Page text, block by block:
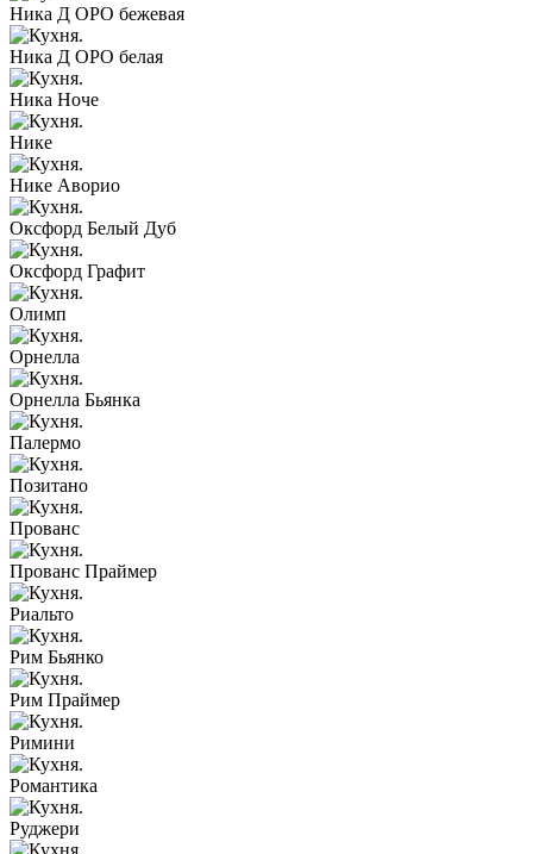
Ника Д ОРО бежевая
Ника Д ОРО белая
Ника Ноче
Нике
Нике Аворио
Оксфорд Белый Дуб
Оксфорд Графит
Олимп
Орнелла
Орнелла Бьянка
Палермо
Позитано
Прованс
Прованс Праймер
Риальто
Рим Бьянко
Рим Праймер
Римини
Романтика
Руджери